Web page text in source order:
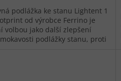
podlážka ke stanu Lightent 1
od výrobce Ferrino je
volbou jako další zlepšení
podlážky stanu, proti